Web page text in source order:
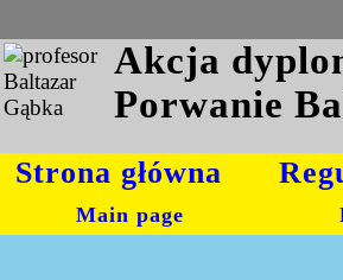
Akcja
Porwanie
Strona główna
Main page